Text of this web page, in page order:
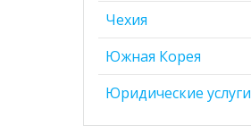
Чехия
Южная Корея
Юридические услуги